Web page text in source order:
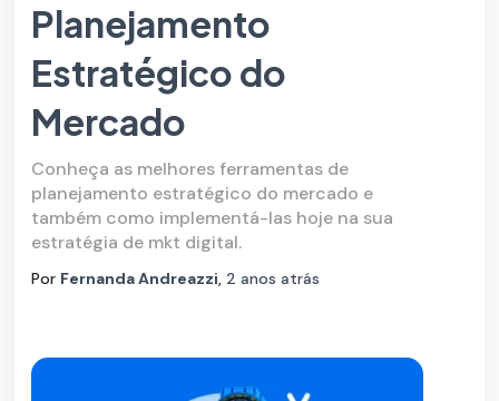
Planejamento
Estratégico do
Mercado
Conheça as melhores ferramentas de
planejamento estratégico do mercado e
também como implementá-las hoje na sua
estratégia de mkt digital.
Por Fernanda Andreazzi, 2 anos atrás